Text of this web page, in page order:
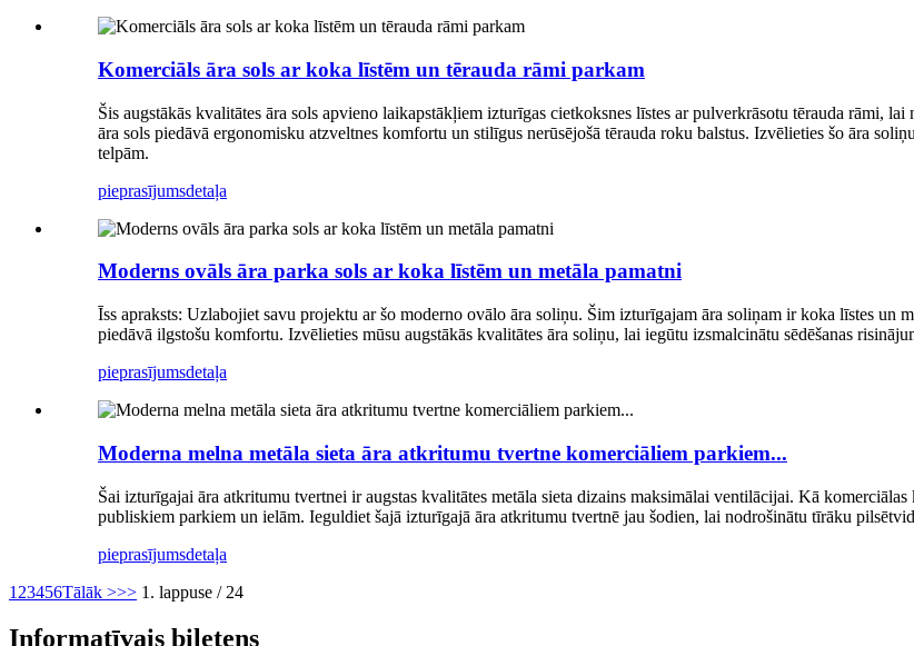
Komerciāls āra sols ar koka līstēm un tērauda rāmi parkam
Šis augstākās kvalitātes āra sols apvieno laikapstākļiem izturīgas cietkoksnes līstes ar pulverkrāsotu tērauda rāmi,
āra sols piedāvā ergonomisku atzveltnes komfortu un stilīgus nerūsējošā tērauda roku balstus. Izvēlieties šo āra
telpām.
pieprasījumsdetaļa
Moderns ovāls āra parka sols ar koka līstēm un metāla pamatni
Īss apraksts: Uzlabojiet savu projektu ar šo moderno ovālo āra soliņu. Šim izturīgajam āra soliņam ir koka līstes un
piedāvā ilgstošu komfortu. Izvēlieties mūsu augstākās kvalitātes āra soliņu, lai iegūtu izsmalcinātu sēdēšanas
pieprasījumsdetaļa
Moderna melna metāla sieta āra atkritumu tvertne komerciāliem parkiem...
Šai izturīgajai āra atkritumu tvertnei ir augstas kvalitātes metāla sieta dizains maksimālai ventilācijai. Kā
publiskiem parkiem un ielām. Ieguldiet šajā izturīgajā āra atkritumu tvertnē jau šodien, lai nodrošinātu tīrāku
pieprasījumsdetaļa
1 23456Tālāk >>> 1. lappuse / 24
Informatīvais biļetens